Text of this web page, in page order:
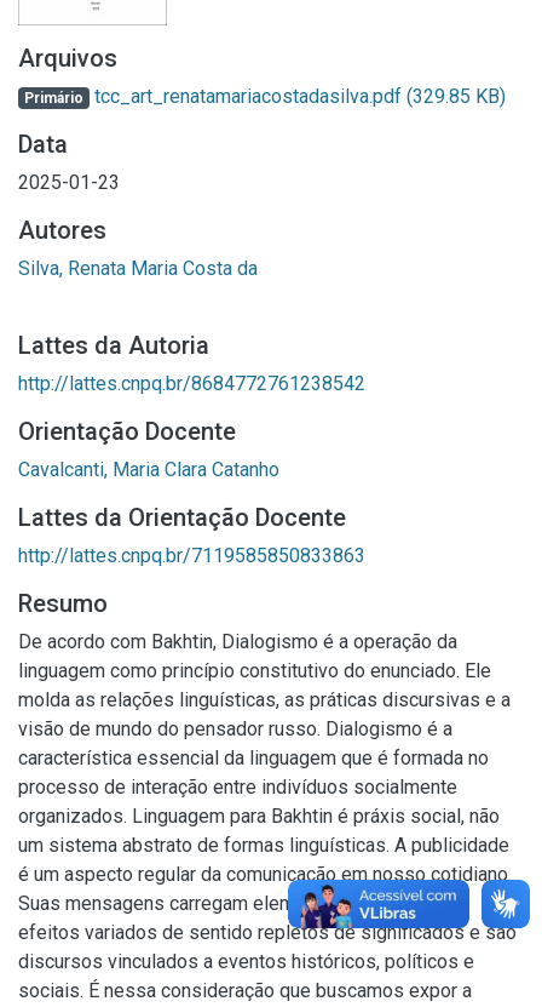
Arquivos
Primário tcc_art_renatamariacostadasilva.pdf (329.85 KB)
Data
2025-01-23
Autores
Silva, Renata Maria Costa da
Lattes da Autoria
http://lattes.cnpq.br/8684772761238542
Orientação Docente
Cavalcanti, Maria Clara Catanho
Lattes da Orientação Docente
http://lattes.cnpq.br/7119585850833863
Resumo
De acordo com Bakhtin, Dialogismo é a operação da
linguagem como princípio constitutivo do enunciado. Ele
molda as relações linguísticas, as práticas discursivas e a
visão de mundo do pensador russo. Dialogismo é a
característica essencial da linguagem que é formada no
processo de interação entre indivíduos socialmente
organizados. Linguagem para Bakhtin é práxis social, não
um sistema abstrato de formas linguísticas. A publicidade
é um aspecto regular da comunicação em nosso cotidiano.
Suas mensagens carregam elementos que permitem
efeitos variados de sentido repletos de significados e são
discursos vinculados a eventos históricos, políticos e
sociais. É nessa consideração que buscamos expor a